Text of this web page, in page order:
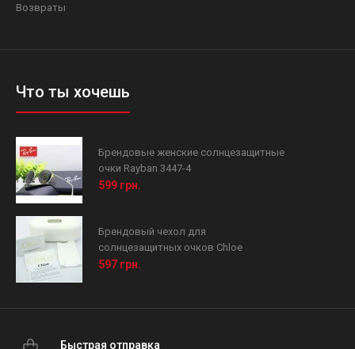
Возвраты
Что ты хочешь
Брендовые женские солнцезащитные
очки Rayban 3447-4
599 грн.
Брендовый чехол для
солнцезащитных очков Chloe
597 грн.
Быстрая отправка